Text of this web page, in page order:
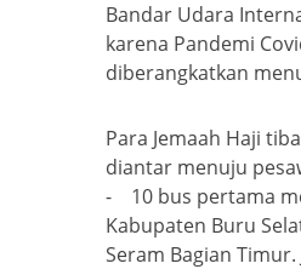
Bandar Udara
karena Pandemi
diberangkatkan
Para Jemaah Haji
diantar menuju
- 10 bus pertama
Kabupaten Buru
Seram Bagian